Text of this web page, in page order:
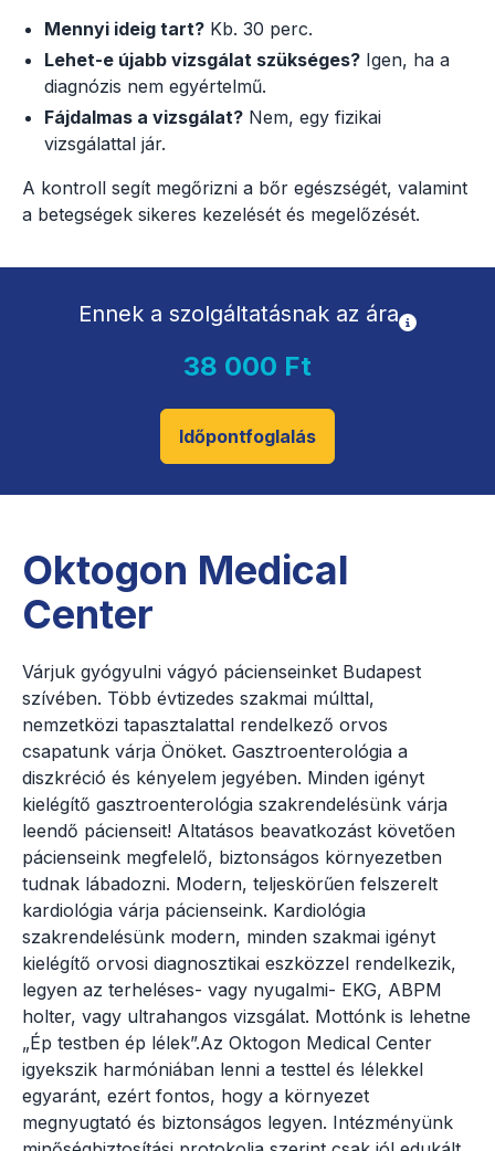
Mennyi ideig tart? Kb. 30 perc.
Lehet-e újabb vizsgálat szükséges? Igen, ha a
diagnózis nem egyértelmű.
Fájdalmas a vizsgálat? Nem, egy fizikai
vizsgálattal jár.
A kontroll segít megőrizni a bőr egészségét, valamint
a betegségek sikeres kezelését és megelőzését.
Ennek a szolgáltatásnak az ára
38 000 Ft
Időpontfoglalás
Oktogon Medical
Center
Várjuk gyógyulni vágyó pácienseinket Budapest
szívében. Több évtizedes szakmai múlttal,
nemzetközi tapasztalattal rendelkező orvos
csapatunk várja Önöket. Gasztroenterológia a
diszkréció és kényelem jegyében. Minden igényt
kielégítő gasztroenterológia szakrendelésünk várja
leendő pácienseit! Altatásos beavatkozást követően
pácienseink megfelelő, biztonságos környezetben
tudnak lábadozni. Modern, teljeskörűen felszerelt
kardiológia várja pácienseink. Kardiológia
szakrendelésünk modern, minden szakmai igényt
kielégítő orvosi diagnosztikai eszközzel rendelkezik,
legyen az terheléses- vagy nyugalmi- EKG, ABPM
holter, vagy ultrahangos vizsgálat. Mottónk is lehetne
„Ép testben ép lélek”.Az Oktogon Medical Center
igyekszik harmóniában lenni a testtel és lélekkel
egyaránt, ezért fontos, hogy a környezet
megnyugtató és biztonságos legyen. Intézményünk